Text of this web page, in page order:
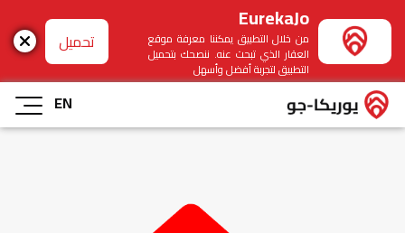
EurekaJo
من خلال التطبيق يمكننا معرفة موقع
العقار الذي تبحث عنه. ننصحك بتحميل
التطبيق لتجربة أفضل وأسهل
تحميل
EN